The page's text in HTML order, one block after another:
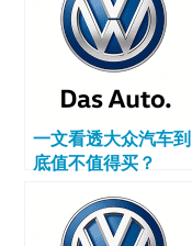
一文看透大众汽车到
底值不值得买？